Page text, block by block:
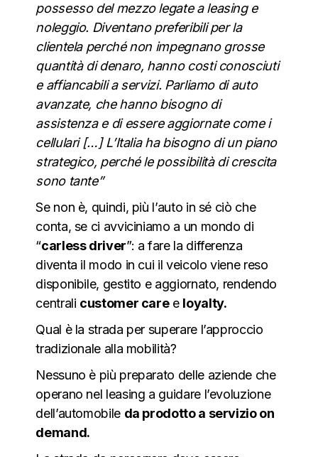
possesso del mezzo legate a leasing e
noleggio. Diventano preferibili per la
clientela perché non impegnano grosse
quantità di denaro, hanno costi conosciuti
e affiancabili a servizi. Parliamo di auto
avanzate, che hanno bisogno di
assistenza e di essere aggiornate come i
cellulari […] L’Italia ha bisogno di un piano
strategico, perché le possibilità di crescita
sono tante”
Se non è, quindi, più l’auto in sé ciò che
conta, se ci avviciniamo a un mondo di
“carless driver”: a fare la differenza
diventa il modo in cui il veicolo viene reso
disponibile, gestito e aggiornato, rendendo
centrali customer caree loyalty.
Qual è la strada per superare l’approccio
tradizionale alla mobilità?
Nessuno è più preparato delle aziende che
operano nel leasing a guidare l’evoluzione
dell’automobile da prodotto a servizio on
demand.